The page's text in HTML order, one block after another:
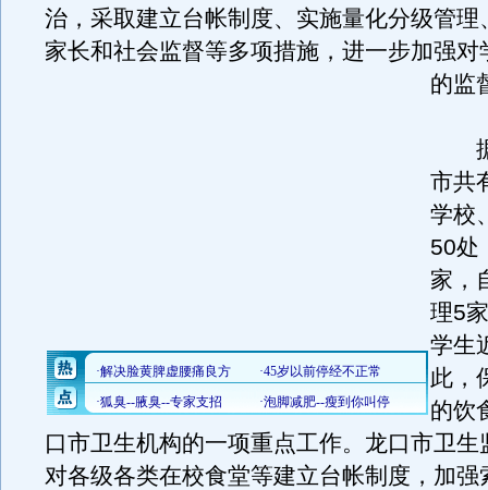
治，采取建立台帐制度、实施量化分级管
家长和社会监督等多项措施，进一步加强对
的监
据
市共
学校
50处
家，
理5
学生
此，
的饮
口市卫生机构的一项重点工作。龙口市卫生
对各级各类在校食堂等建立台帐制度，加强